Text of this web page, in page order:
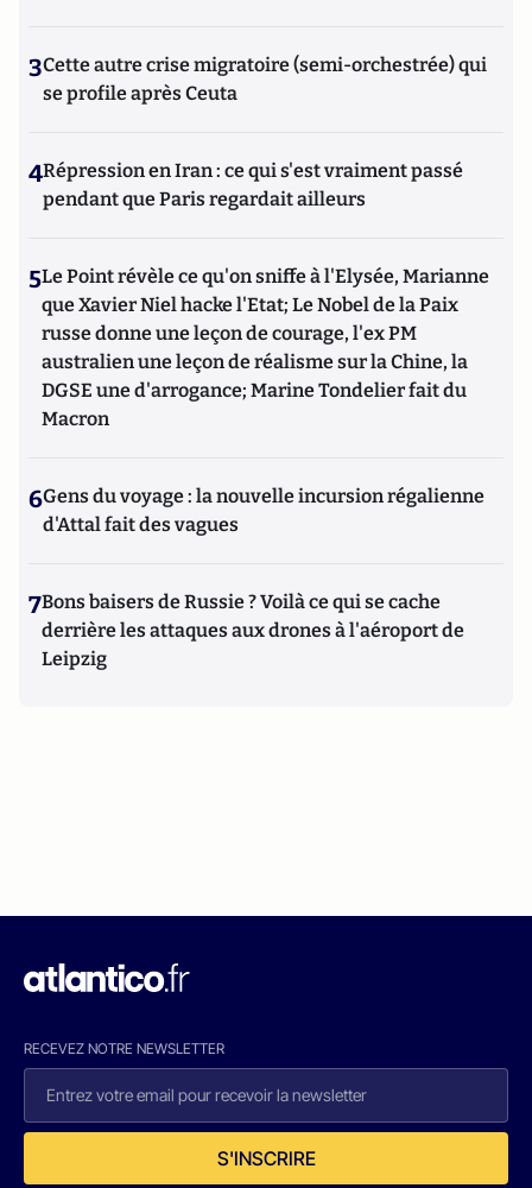
3Cette autre crise migratoire (semi-orchestrée) qui
se profile après Ceuta
4Répression en Iran : ce qui s'est vraiment passé
pendant que Paris regardait ailleurs
5Le Point révèle ce qu'on sniffe à l'Elysée, Marianne
que Xavier Niel hacke l'Etat; Le Nobel de la Paix
russe donne une leçon de courage, l'ex PM
australien une leçon de réalisme sur la Chine, la
DGSE une d'arrogance; Marine Tondelier fait du
Macron
6Gens du voyage : la nouvelle incursion régalienne
d'Attal fait des vagues
7Bons baisers de Russie ? Voilà ce qui se cache
derrière les attaques aux drones à l'aéroport de
Leipzig
RECEVEZ NOTRE NEWSLETTER
S'INSCRIRE